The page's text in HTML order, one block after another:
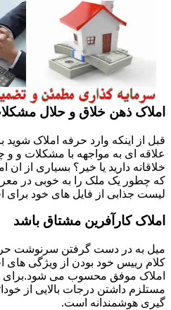
املاک ذهن خلاق و حلال
قبل از اینکه وارد حرفه املاک شوید
علاقه ای به مواجهه با مشکلات و و
خلاقانه دارید یا خیر؟ بسیاری از
که چطور یک ملک را به خوبی در
لیست جذابی از فایل های خود برای
املاک کارآفرین مشتاق باشد
میل به در دست گرفتن سرنوشت
کلام رییس خود بودن از ویژگی های
املاک موفق محسوب می شود.برای
مستلزم داشتن درجات بالایی از
گیری هوشمندانه است.